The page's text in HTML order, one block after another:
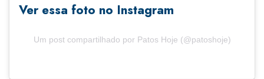
Ver essa foto no Instagram
Um post compartilhado por Patos Hoje (@patoshoje)